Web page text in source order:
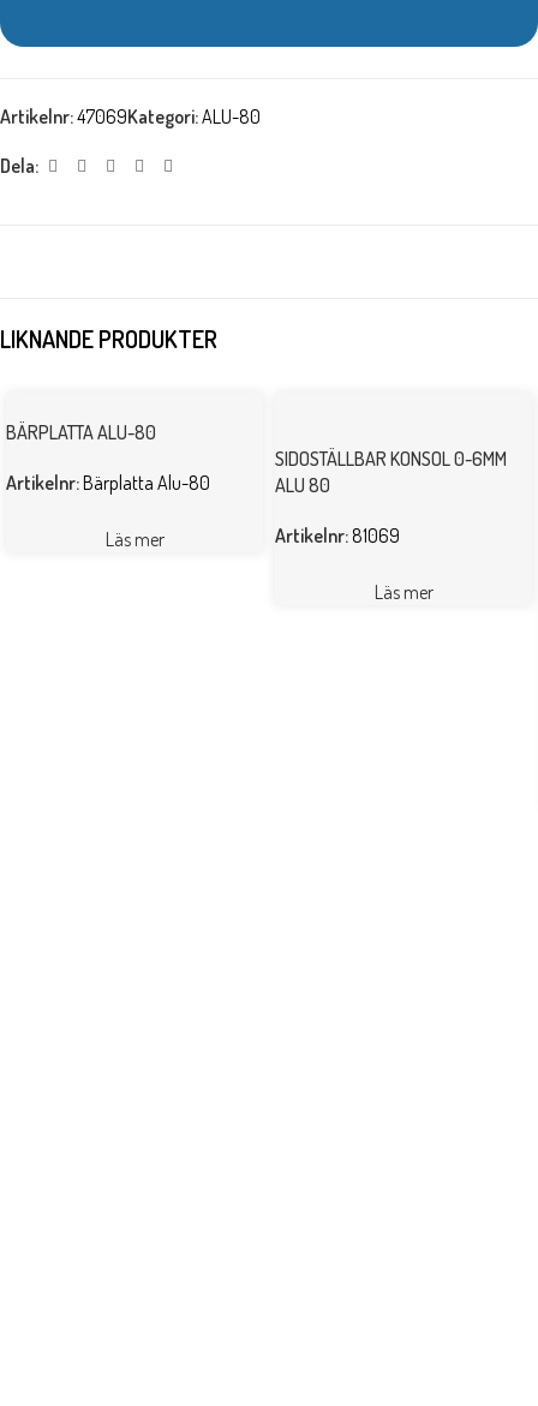
Artikelnr:47069Kategori:ALU-80
Dela:
LIKNANDE PRODUKTER
BÄRPLATTA ALU-80
Artikelnr:Bärplatta Alu-80
Läs mer
SIDOSTÄLLBAR KONSOL 0-6MM
ALU 80
Artikelnr:81069
Läs mer